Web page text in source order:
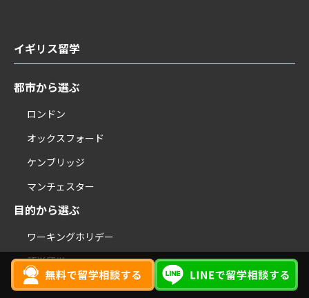
イギリス留学
都市から選ぶ
ロンドン
オックスフォード
ケンブリッジ
マンチェスター
目的から選ぶ
ワーキングホリデー
語学留学
短期語学留学